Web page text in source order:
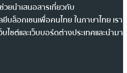
ยนำเสนอสารเกี่ยวกับ
บล็อกเชนเพื่อคนไทย ในภาษาไทย เรา
ซต์และเว็บบอร์ดต่างประเทศและนำมา